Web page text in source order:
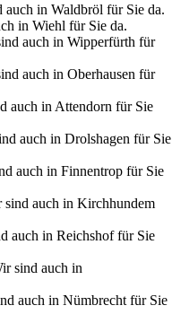
auch in Waldbröl für Sie da.
in Wiehl für Sie da.
auch in Wipperfürth für
auch in Oberhausen für
auch in Attendorn für Sie
auch in Drolshagen für Sie
auch in Finnentrop für Sie
sind auch in Kirchhundem
auch in Reichshof für Sie
sind auch in
auch in Nümbrecht für Sie